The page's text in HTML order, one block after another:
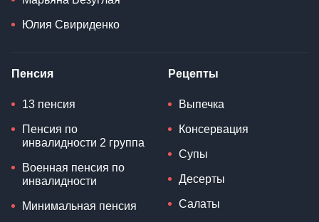
Юлия Свириденко
Пенсия
13 пенсия
Пенсия по
инвалидности 2 группа
Военная пенсия по
инвалидности
Минимальная пенсия
Рецепты
Выпечка
Консервация
Супы
Десерты
Салаты